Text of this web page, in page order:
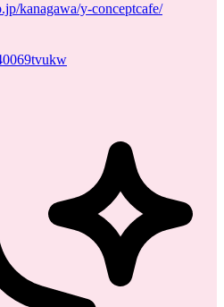
kanagawa/y-conceptcafe/